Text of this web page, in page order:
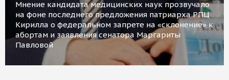
Мнение кандидата медицинских наук прозвучало
на фоне последнего предложения патриарха РПЦ
Кирилла о федеральном запрете на «склонение» к
абортам и заявления сенатора Маргариты
Павловой